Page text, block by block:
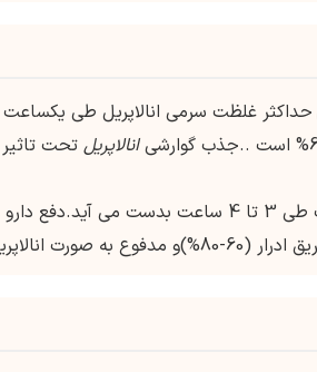
حداکثر غلظت سرمی انالاپریل طی
انالاپریل تحت تاثیر
می باشد.